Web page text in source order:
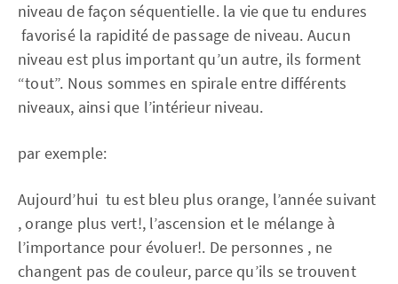
niveau de façon séquentielle. la vie que tu endures
favorisé la rapidité de passage de niveau. Aucun
niveau est plus important qu’un autre, ils forment
“tout”. Nous sommes en spirale entre différents
niveaux, ainsi que l’intérieur niveau.
par exemple:
Aujourd’hui tu est bleu plus orange, l’année suivant
, orange plus vert!, l’ascension et le mélange à
l’importance pour évoluer!. De personnes , ne
changent pas de couleur, parce qu’ils se trouvent